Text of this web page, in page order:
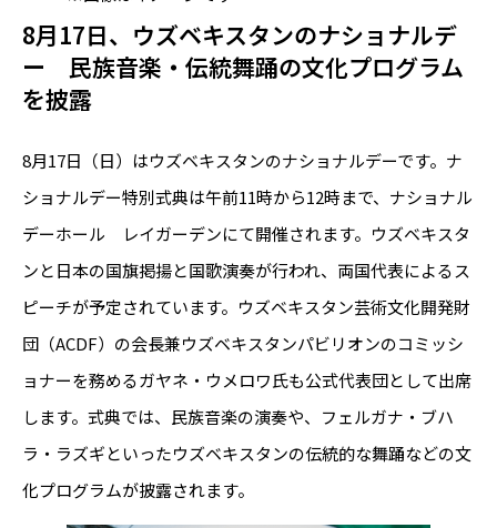
8月17日、ウズベキスタンのナショナルデ
ー 民族音楽・伝統舞踊の文化プログラム
を披露
8月17日（日）はウズベキスタンのナショナルデーです。ナ
ショナルデー特別式典は午前11時から12時まで、ナショナル
デーホール レイガーデンにて開催されます。ウズベキスタ
ンと日本の国旗掲揚と国歌演奏が行われ、両国代表によるス
ピーチが予定されています。ウズベキスタン芸術文化開発財
団（ACDF）の会長兼ウズベキスタンパビリオンのコミッシ
ョナーを務めるガヤネ・ウメロワ氏も公式代表団として出席
します。式典では、民族音楽の演奏や、フェルガナ・ブハ
ラ・ラズギといったウズベキスタンの伝統的な舞踊などの文
化プログラムが披露されます。